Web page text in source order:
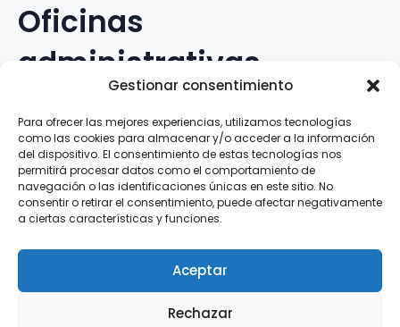
Gestionar consentimiento
Para ofrecer las mejores experiencias, utilizamos tecnologías
como las cookies para almacenar y/o acceder a la información
del dispositivo. El consentimiento de estas tecnologías nos
permitirá procesar datos como el comportamiento de
navegación o las identificaciones únicas en este sitio. No
consentir o retirar el consentimiento, puede afectar negativamente
a ciertas características y funciones.
Aceptar
Rechazar
Oficinas
administrativas
Avenida Galileo Galilei, 12
15.008 · A Coruña · España
Teléfono:881.069.303
WhatsApp:616.897.466